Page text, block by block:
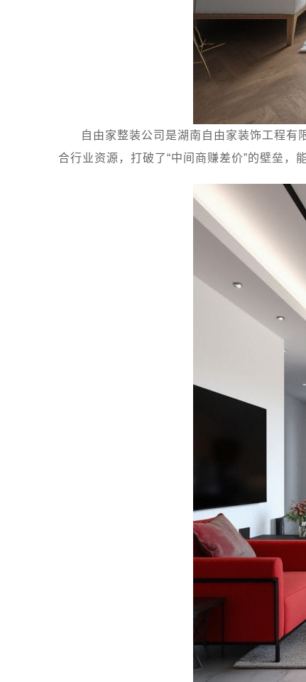
自由家整装公司是湖南自由家装饰工程
合行业资源，打破了“中间商赚差价”的壁垒，